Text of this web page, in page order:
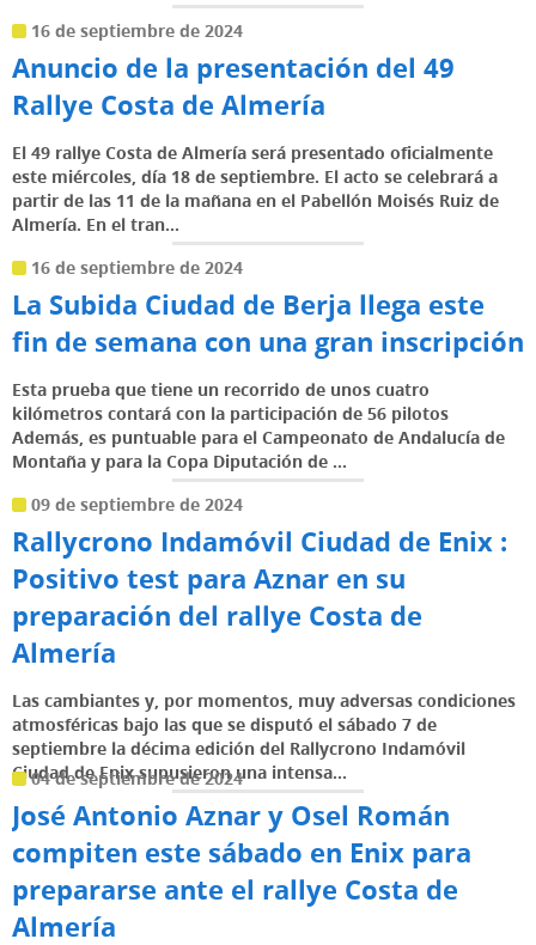
16 de septiembre de 2024
Anuncio de la presentación del 49
Rallye Costa de Almería
El 49 rallye Costa de Almería será presentado oficialmente
este miércoles, día 18 de septiembre. El acto se celebrará a
partir de las 11 de la mañana en el Pabellón Moisés Ruiz de
Almería. En el tran...
16 de septiembre de 2024
La Subida Ciudad de Berja llega este
fin de semana con una gran inscripción
Esta prueba que tiene un recorrido de unos cuatro
kilómetros contará con la participación de 56 pilotos
Además, es puntuable para el Campeonato de Andalucía de
Montaña y para la Copa Diputación de ...
09 de septiembre de 2024
Rallycrono Indamóvil Ciudad de Enix :
Positivo test para Aznar en su
preparación del rallye Costa de
Almería
Las cambiantes y, por momentos, muy adversas condiciones
atmosféricas bajo las que se disputó el sábado 7 de
septiembre la décima edición del Rallycrono Indamóvil
Ciudad de Enix supusieron una intensa...
04 de septiembre de 2024
José Antonio Aznar y Osel Román
compiten este sábado en Enix para
prepararse ante el rallye Costa de
Almería